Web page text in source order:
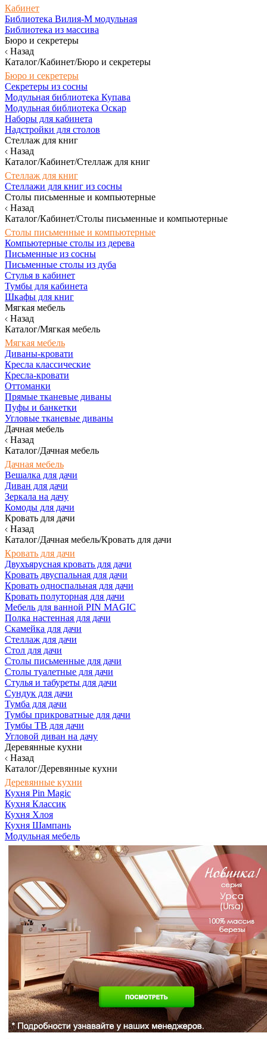
Кабинет
Библиотека Вилия-М модульная
Библиотека из массива
Бюро и секретеры
Назад
Каталог/Кабинет/Бюро и секретеры
Бюро и секретеры
Секретеры из сосны
Модульная библиотека Купава
Модульная библиотека Оскар
Наборы для кабинета
Надстройки для столов
Стеллаж для книг
Назад
Каталог/Кабинет/Стеллаж для книг
Стеллаж для книг
Стеллажи для книг из сосны
Столы письменные и компьютерные
Назад
Каталог/Кабинет/Столы письменные и компьютерные
Столы письменные и компьютерные
Компьютерные столы из дерева
Письменные из сосны
Письменные столы из дуба
Стулья в кабинет
Тумбы для кабинета
Шкафы для книг
Мягкая мебель
Назад
Каталог/Мягкая мебель
Мягкая мебель
Диваны-кровати
Кресла классические
Кресла-кровати
Оттоманки
Прямые тканевые диваны
Пуфы и банкетки
Угловые тканевые диваны
Дачная мебель
Назад
Каталог/Дачная мебель
Дачная мебель
Вешалка для дачи
Диван для дачи
Зеркала на дачу
Комоды для дачи
Кровать для дачи
Назад
Каталог/Дачная мебель/Кровать для дачи
Кровать для дачи
Двухъярусная кровать для дачи
Кровать двуспальная для дачи
Кровать односпальная для дачи
Кровать полуторная для дачи
Мебель для ванной PIN MAGIC
Полка настенная для дачи
Скамейка для дачи
Стеллаж для дачи
Стол для дачи
Столы письменные для дачи
Столы туалетные для дачи
Стулья и табуреты для дачи
Сундук для дачи
Тумба для дачи
Тумбы прикроватные для дачи
Тумбы ТВ для дачи
Угловой диван на дачу
Деревянные кухни
Назад
Каталог/Деревянные кухни
Деревянные кухни
Кухня Pin Magic
Кухня Классик
Кухня Хлоя
Кухня Шампань
Модульная мебель